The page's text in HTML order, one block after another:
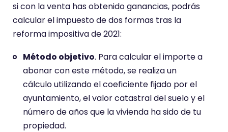
si con la venta has obtenido ganancias, podrás
calcular el impuesto de dos formas tras la
reforma impositiva de 2021:
Método objetivo. Para calcular el importe a
abonar con este método, se realiza un
cálculo utilizando el coeficiente fijado por el
ayuntamiento, el valor catastral del suelo y el
número de años que la vivienda ha sido de tu
propiedad.